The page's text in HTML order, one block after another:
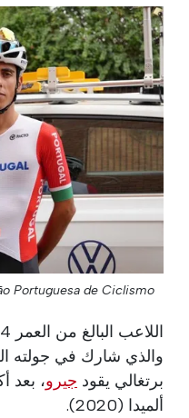
Portuguesa de Ciclismo;
والذي شارك في جولته
برتغالي يقود جيرو
ألميدا (2020).